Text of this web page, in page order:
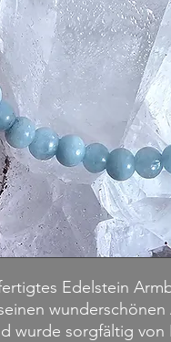
Edelstein
wunderschönen
wurde sorgfältig